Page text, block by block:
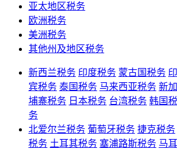
亚太地区税务
欧洲税务
美洲税务
其他州及地区税务
新西兰税务 印度税务 蒙古国税务
宾税务 泰国税务 马来西亚税务 新
埔寨税务 日本税务 台湾税务 韩国
务
北爱尔兰税务 葡萄牙税务 捷克税务
税务 土耳其税务 塞浦路斯税务 马